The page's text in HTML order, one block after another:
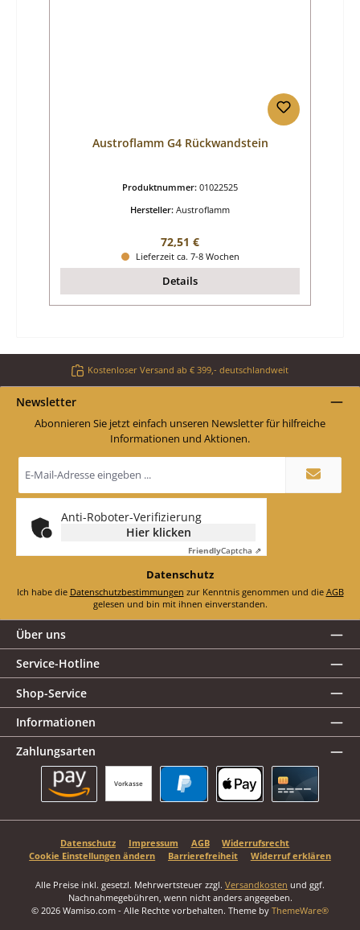
Austroflamm G4 Rückwandstein
Produktnummer: 01022525
Hersteller: Austroflamm
Regulärer Preis:
72,51 €
Lieferzeit ca. 7-8 Wochen
Details
Kostenloser Versand ab € 399,- deutschlandweit
Newsletter
Abonnieren Sie jetzt einfach unseren Newsletter für hilfreiche
Informationen und Aktionen.
E-
Mail-
*
Anti-Roboter-Verifizierung
Hier klicken
FriendlyCaptcha ⇗
Datenschutz
Ich habe die Datenschutzbestimmungen zur Kenntnis genommen und die AGB
gelesen und bin mit ihnen einverstanden.
Über uns
Service-Hotline
Shop-Service
Informationen
Zahlungsarten
Vorkasse
Datenschutz Impressum AGB
Widerrufsrecht
Cookie Einstellungen ändern
Barrierefreiheit Widerruf erklären
Alle Preise inkl. gesetzl. Mehrwertsteuer zzgl. Versandkosten und ggf.
Nachnahmegebühren, wenn nicht anders angegeben.
© 2026 Wamiso.com - Alle Rechte vorbehalten. Theme by ThemeWare®